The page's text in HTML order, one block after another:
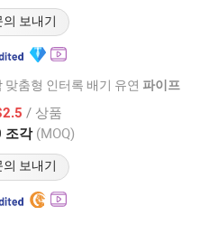
의 보내기
맞춤형 인터록 배기 유연 파이프
/ 상품
조각 (MOQ)
의 보내기
HOSE CO., LTD.
이후 2007